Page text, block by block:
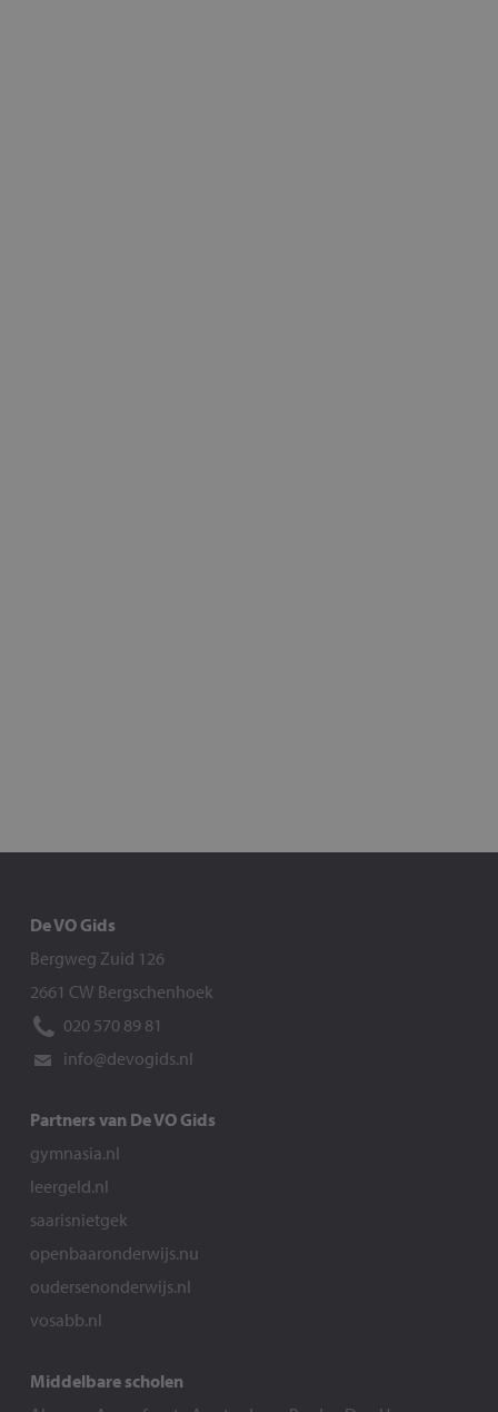
De VO Gids
Bergweg Zuid 126
2661 CW Bergschenhoek
020 570 89 81
info@devogids.nl
Partners van De VO Gids
gymnasia.nl
leergeld.nl
saarisnietgek
openbaaronderwijs.nu
oudersenonderwijs.nl
vosabb.nl
Middelbare scholen